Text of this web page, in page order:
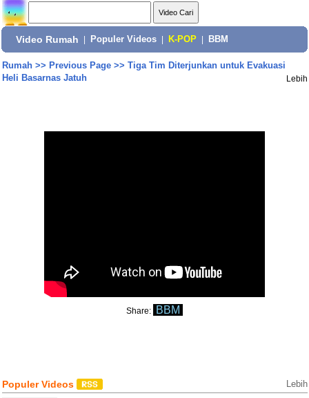
Video Rumah Populer Videos K-POP BBM
Rumah>> Previous Page>> Tiga Tim Diterjunkan untuk Evakuasi
Heli Basarnas Jatuh
Lebih
Share: BBM
Populer Videos Lebih